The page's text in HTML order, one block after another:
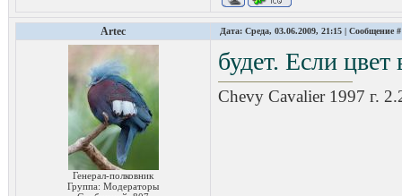
Artec Дата: Среда, 03.06.2009, 21:15 | Сообщение
Генерал-полковник
Группа: Модераторы
будет. Если цвет
Chevy Cavalier 1997 г.